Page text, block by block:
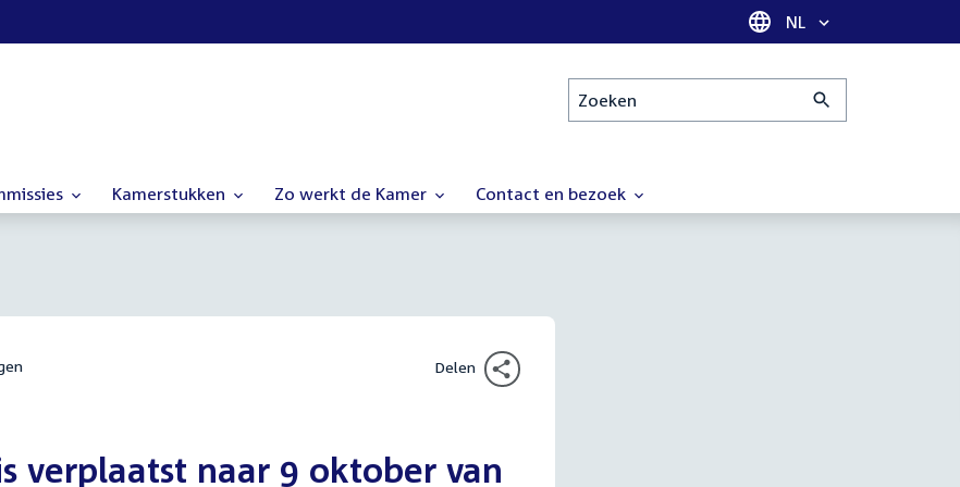
Taal selectie
NL
Zoeken
Kamerstukken Zo werkt de Kamer Contact en bezoek
Delen
verplaatst naar 9 oktober van